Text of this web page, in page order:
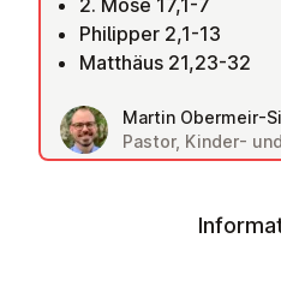
2. Mose 17,1-7
Philipper 2,1-13
Matthäus 21,23-32
Martin Obermeir-
Pastor, Kinder-